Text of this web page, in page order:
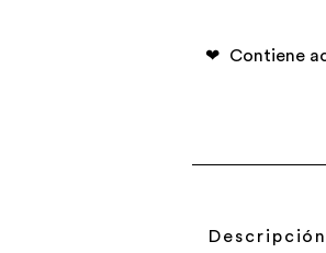
Contiene